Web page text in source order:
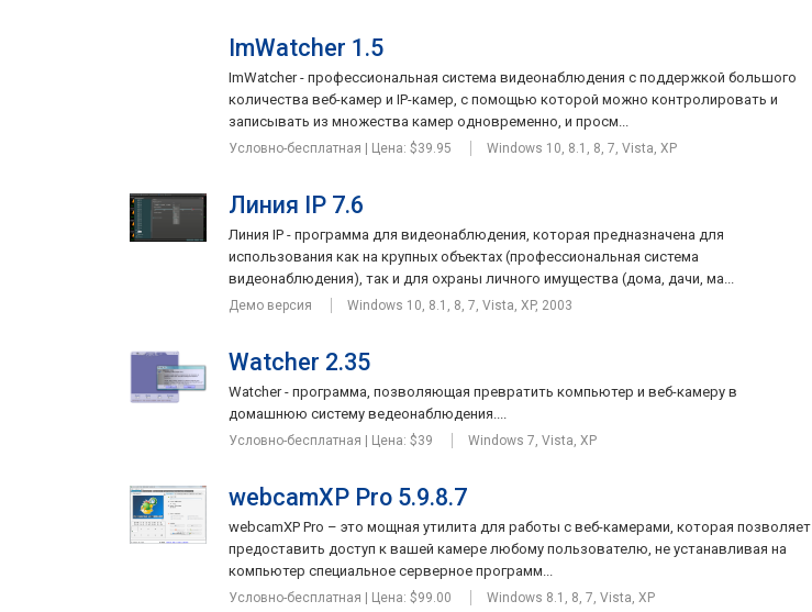
ImWatcher 1.5
ImWatcher - профессиональная система видеонаблюдения с поддержкой большого
количества веб-камер и IP-камер, с помощью которой можно контролировать и
записывать из множества камер одновременно, и просм...
Условно-бесплатная | Цена: $39.95 Windows 10, 8.1, 8, 7, Vista, XP
Линия IP 7.6
Линия IP - программа для видеонаблюдения, которая предназначена для
использования как на крупных объектах (профессиональная система
видеонаблюдения), так и для охраны личного имущества (дома, дачи, ма...
Демо версия Windows 10, 8.1, 8, 7, Vista, XP, 2003
Watcher 2.35
Watcher - программа, позволяющая превратить компьютер и веб-камеру в
домашнюю систему ведеонаблюдения....
Условно-бесплатная | Цена: $39 Windows 7, Vista, XP
webcamXP Pro 5.9.8.7
webcamXP Pro – это мощная утилита для работы с веб-камерами, которая позволяет
предоставить доступ к вашей камере любому пользователю, не устанавливая на
компьютер специальное серверное программ...
Условно-бесплатная | Цена: $99.00 Windows 8.1, 8, 7, Vista, XP